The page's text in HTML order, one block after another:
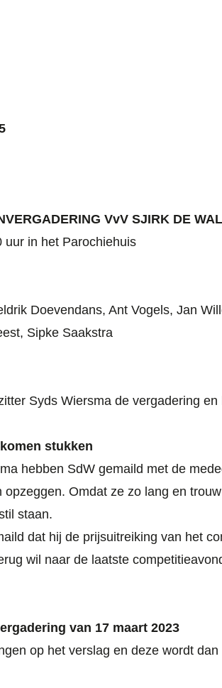
VvV SJIRK DE WAL
uur in het Parochiehuis
Doevendans, Ant Vogels, Jan
Sipke Saakstra
Syds Wiersma de vergadering
stukken
hebben SdW gemaild met de
Omdat ze zo lang en
staan.
dat hij de prijsuitreiking van het
wil naar de laatste
van 17 maart 2023
op het verslag en deze wordt